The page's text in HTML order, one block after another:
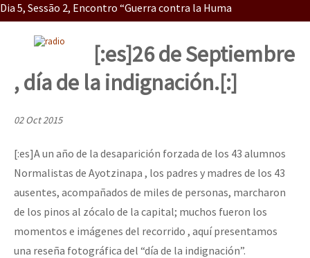
Quiénes Somos
La palabra del EZLN
TEMAS
Chiapas
Latinoamérica
Mundo
La Sexta
Dia 5, Sessão 2, Encontro “Guerra contra la Humanidad”
Dia 5, sessão 1, do Encontro “Guerra contra a Humanidade”(As
Dia 4 – Encontro “Guerra contra a Humanidade” (As populações
Dia 2 do Encontro “Guerra contra a Humanidad”
[:es]26 de Septiembre
, día de la indignación.[:]
02 Oct 2015
[:es]A un año de la desaparición forzada de los 43 alumnos
Normalistas de Ayotzinapa , los padres y madres de los 43
ausentes, acompañados de miles de personas, marcharon
de los pinos al zócalo de la capital; muchos fueron los
momentos e imágenes del recorrido , aquí presentamos
una reseña fotográfica del “día de la indignación”.